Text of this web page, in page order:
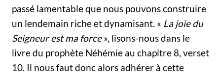
passé lamentable que nous pouvons construire
un lendemain riche et dynamisant. « La joie du
Seigneur est ma force», lisons-nous dans le
livre du prophète Néhémie au chapitre 8, verset
10. Il nous faut donc alors adhérer à cette